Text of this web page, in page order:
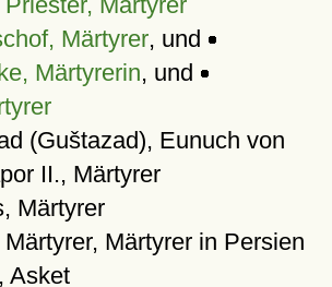
Märtyrer, und
Märtyrerin, und
(Guštazad), Eunuch von
II., Märtyrer
Märtyrer
Märtyrer in Persien
Asket